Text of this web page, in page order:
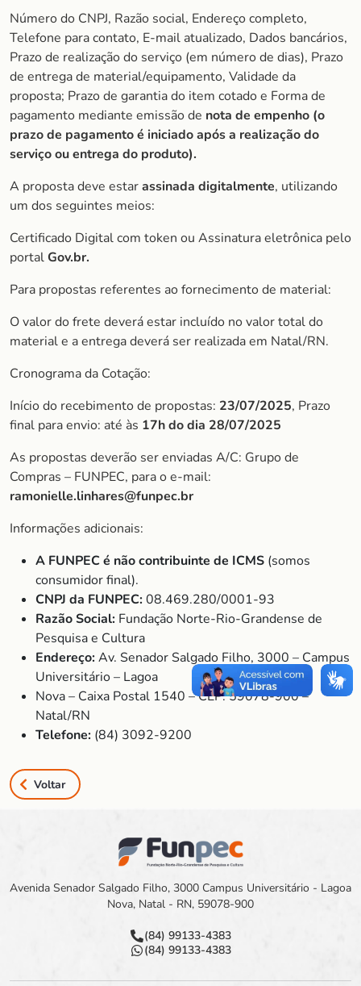
Número do CNPJ, Razão social, Endereço completo,
Telefone para contato, E-mail atualizado, Dados bancários,
Prazo de realização do serviço (em número de dias), Prazo
de entrega de material/equipamento, Validade da
proposta; Prazo de garantia do item cotado e Forma de
pagamento mediante emissão de nota de empenho (o
prazo de pagamento é iniciado após a realização do
serviço ou entrega do produto).
A proposta deve estarassinada digitalmente, utilizando
um dos seguintes meios:
Certificado Digital com token ou Assinatura eletrônica pelo
portalGov.br.
Para propostas referentes ao fornecimento de material:
O valor do frete deverá estar incluído no valor total do
material e a entrega deverá ser realizada em Natal/RN.
Cronograma da Cotação:
Início do recebimento de propostas: 23/07/2025, Prazo
final para envio: até às 17h do dia 28/07/2025
As propostas deverão ser enviadas A/C: Grupo de
Compras – FUNPEC, para o e-mail:
ramonielle.linhares@funpec.br
Informações adicionais:
A FUNPEC é não contribuinte de ICMS (somos
consumidor final).
CNPJ da FUNPEC:08.469.280/0001-93
Razão Social: Fundação Norte-Rio-Grandense de
Pesquisa e Cultura
Endereço:Av. Senador Salgado Filho, 3000 – Campus
Universitário – Lagoa
Nova – Caixa Postal 1540 – CEP: 59078-900 –
Natal/RN
Telefone: (84) 3092-9200
Voltar
Avenida Senador Salgado Filho, 3000 Campus Universitário - Lagoa
Nova, Natal - RN, 59078-900
(84) 99133-4383
(84) 99133-4383